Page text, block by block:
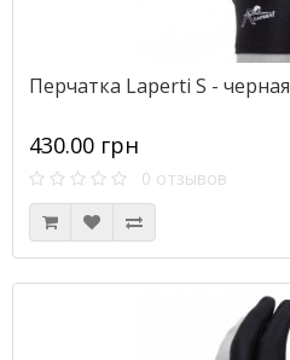
Перчатка Laperti S - черная
430.00 грн
0 отзывов